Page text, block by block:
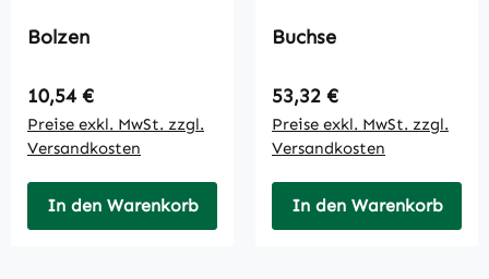
Bolzen
Regulärer Preis:
10,54 €
Preise exkl. MwSt. zzgl.
Versandkosten
In den Warenkorb
Buchse
Regulärer Preis:
53,32 €
Preise exkl. MwSt. zzgl.
Versandkosten
In den Warenkorb